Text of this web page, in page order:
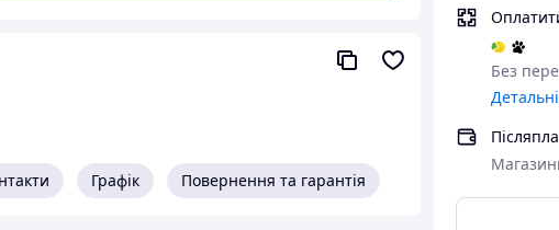
Без
шкіри
Графік Повернення та гарантія